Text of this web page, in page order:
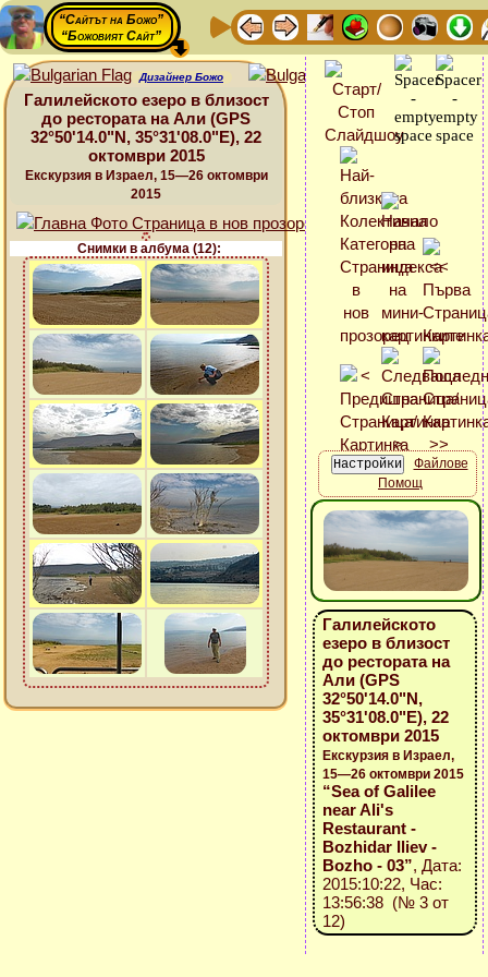
“Сайтът на Божо”
“Божовият Сайт”
Дизайнер Божо
Галилейското езеро в близост
до рестората на Али (GPS
32°50'14.0"N, 35°31'08.0"E), 22
октомври 2015
Екскурзия в Израел, 15—26 октомври
2015
Снимки в албума (12):
Файлове
Помощ
Галилейското
езеро в близост
до рестората на
Али (GPS
32°50'14.0"N,
35°31'08.0"E), 22
октомври 2015
Екскурзия в Израел,
15—26 октомври 2015
“Sea of Galilee
near Ali's
Restaurant -
Bozhidar Iliev -
Bozho - 03”, Дата:
2015:10:22, Час:
13:56:38 (№ 3 от
12)